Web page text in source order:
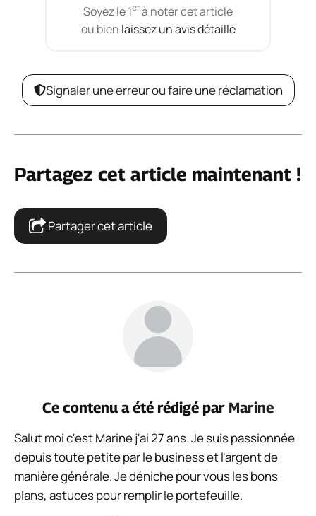
Soyez le 1erà noter cet article
ou bien laissez un avis détaillé
Signaler une erreur ou faire une réclamation
Partagez cet article maintenant !
Partager cet article
Ce contenu a été rédigé par Marine
Salut moi c'est Marine j'ai 27 ans. Je suis passionnée
depuis toute petite par le business et l'argent de
manière générale. Je déniche pour vous les bons
plans, astuces pour remplir le portefeuille.